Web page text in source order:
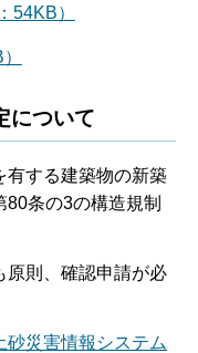
54KB）
について
する建築物の新築
条の3の構造規制
則、確認申請が必
砂災害情報システム